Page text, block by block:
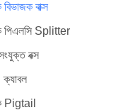
বাক্স
পিএলসি Splitter
বক্স
ক্যাবল
Pigtail